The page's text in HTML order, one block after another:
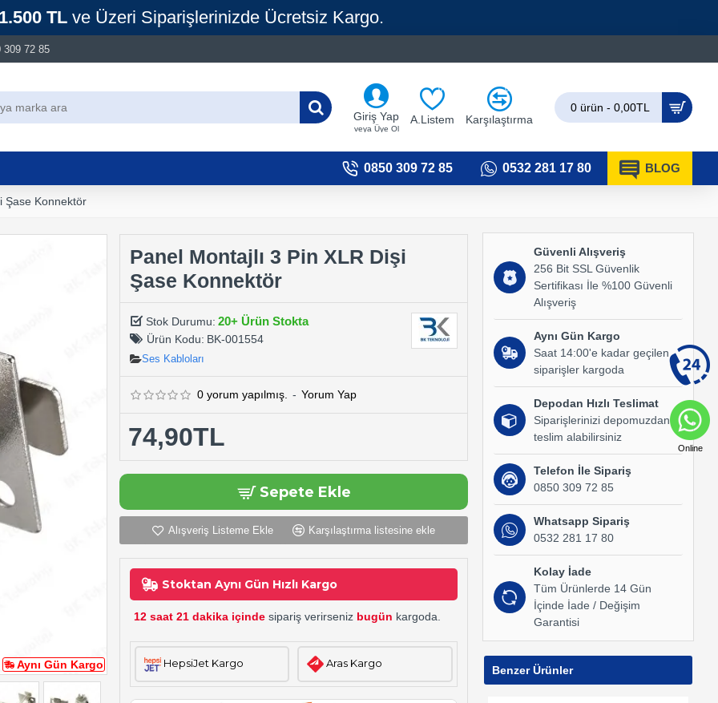
TLve Üzeri Siparişlerinizde Ücretsiz Kargo.
309 72 85
Giriş Yap
veya Üye Ol
A.Listem
0
Karşılaştırma
0
0 ürün - 0,00TL
0850 309 72 85 0532 281 17 80 BLOG
Şase Konnektör
Aynı Gün Kargo
Panel Montajlı 3 Pin XLR Dişi
Şase Konnektör
Stok Durumu: 20+ Ürün Stokta
Ürün Kodu: BK-001554
Ses Kabloları
0 yorum yapılmış. - Yorum Yap
74,90TL
Sepete Ekle
Alışveriş Listeme Ekle Karşılaştırma listesine ekle
Stoktan Aynı Gün Hızlı Kargo
12 saat 21 dakika içinde sipariş verirseniz bugün kargoda.
HepsiJet Kargo Aras Kargo
Güvenli Alışveriş
256 Bit SSL Güvenlik
Sertifikası İle %100 Güvenli
Alışveriş
Aynı Gün Kargo
Saat 14:00'e kadar geçilen
siparişler kargoda
Depodan Hızlı Teslimat
Siparişlerinizi depomuzdan
teslim alabilirsiniz
Telefon İle Sipariş
0850 309 72 85
Whatsapp Sipariş
0532 281 17 80
Kolay İade
Tüm Ürünlerde 14 Gün
İçinde İade / Değişim
Garantisi
Benzer Ürünler
Online